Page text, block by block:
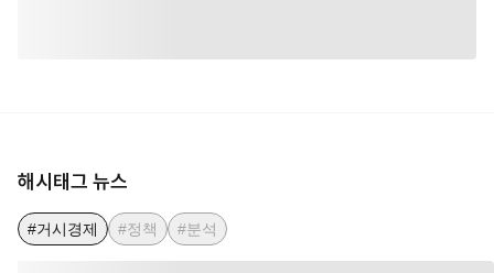
해시태그 뉴스
#거시경제 #정책 #분석